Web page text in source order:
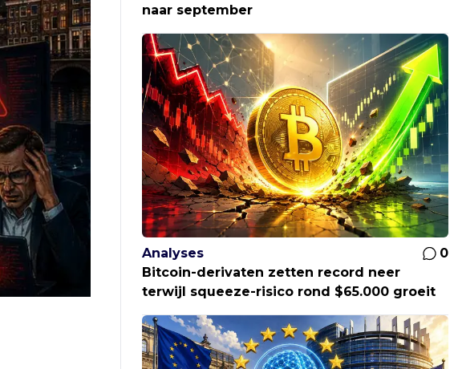
naar september
Analyses
0
Bitcoin-derivaten zetten record neer
terwijl squeeze-risico rond $65.000 groeit